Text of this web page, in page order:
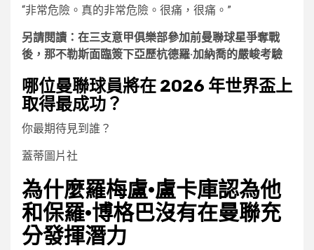
“非常危險。真的非常危險。很痛，很痛。”
另請閱讀：在三支意甲俱樂部參加前曼聯球星爭奪戰
後，那不勒斯面臨簽下亞歷杭德羅·加納喬的嚴峻考驗
哪位曼聯球員將在 2026 年世界盃上
取得最成功？
你最期待見到誰？
蓋蒂圖片社
為什麼羅梅盧·盧卡庫認為他
和保羅·博格巴沒有在曼聯充
分發揮潛力